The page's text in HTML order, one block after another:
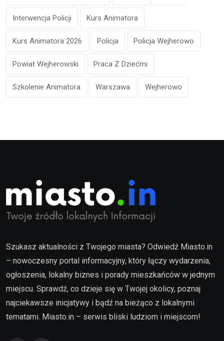
Interwencja Policji Kurs Animatora
Kurs Animatora 2026 Policja Policja Wejherowo
Powiat Wejherowski Praca Z Dziećmi
Szkolenie Animatora Warszawa Wejherowo
Szukasz aktualności z Twojego miasta? Odwiedź Miasto.in
– nowoczesny portal informacyjny, który łączy wydarzenia,
ogłoszenia, lokalny biznes i porady mieszkańców w jednym
miejscu. Sprawdź, co dzieje się w Twojej okolicy, poznaj
najciekawsze inicjatywy i bądź na bieżąco z lokalnymi
tematami. Miasto.in – serwis bliski ludziom i miejscom!